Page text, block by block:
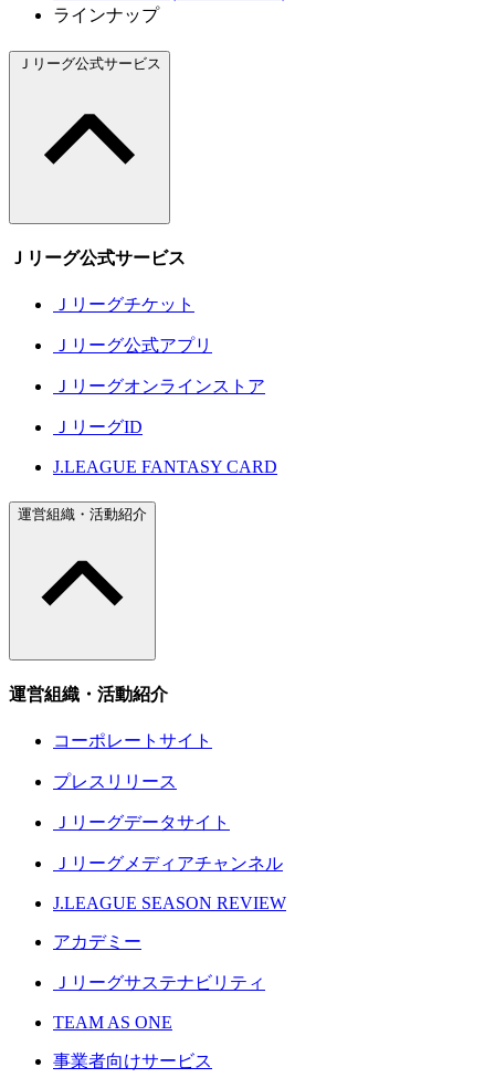
ラインナップ
Ｊリーグ公式サービス
Ｊリーグ公式サービス
Ｊリーグチケット
Ｊリーグ公式アプリ
Ｊリーグオンラインストア
ＪリーグID
J.LEAGUE FANTASY CARD
運営組織・活動紹介
運営組織・活動紹介
コーポレートサイト
プレスリリース
Ｊリーグデータサイト
Ｊリーグメディアチャンネル
J.LEAGUE SEASON REVIEW
アカデミー
Ｊリーグサステナビリティ
TEAM AS ONE
事業者向けサービス